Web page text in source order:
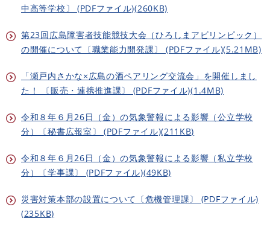
中高等学校〕 (PDFファイル)(260KB)
第23回広島障害者技能競技大会（ひろしまアビリンピック）
の開催について〔職業能力開発課〕 (PDFファイル)(5.21MB)
「瀬戸内さかな×広島の酒ペアリング交流会」を開催しまし
た！ 〔販売・連携推進課〕 (PDFファイル)(1.4MB)
令和８年６月26日（金）の気象警報による影響（公立学校
分）〔秘書広報室〕 (PDFファイル)(211KB)
令和８年６月26日（金）の気象警報による影響（私立学校
分）〔学事課〕 (PDFファイル)(49KB)
災害対策本部の設置について〔危機管理課〕 (PDFファイル)
(235KB)